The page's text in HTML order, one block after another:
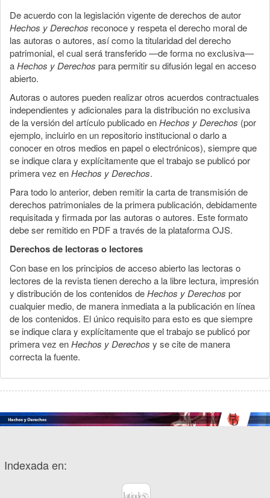
De acuerdo con la legislación vigente de derechos de autor
Hechos y Derechos reconoce y respeta el derecho moral de
las autoras o autores, así como la titularidad del derecho
patrimonial, el cual será transferido —de forma no exclusiva—
aHechos y Derechos para permitir su difusión legal en acceso
abierto.
Autoras o autores pueden realizar otros acuerdos contractuales
independientes y adicionales para la distribución no exclusiva
de la versión del artículo publicado enHechos y Derechos (por
ejemplo, incluirlo en un repositorio institucional o darlo a
conocer en otros medios en papel o electrónicos), siempre que
se indique clara y explícitamente que el trabajo se publicó por
primera vez enHechos y Derechos.
Para todo lo anterior, deben remitir la carta de transmisión de
derechos patrimoniales de la primera publicación, debidamente
requisitada y firmada por las autoras o autores. Este formato
debe ser remitido en PDF a través de la plataforma OJS.
Derechos de lectoras o lectores
Con base en los principios de acceso abierto las lectoras o
lectores de la revista tienen derecho a la libre lectura, impresión
y distribución de los contenidos deHechos y Derechos por
cualquier medio, de manera inmediata a la publicación en línea
de los contenidos. El único requisito para esto es que siempre
se indique clara y explícitamente que el trabajo se publicó por
primera vez enHechos y Derechos y se cite de manera
correcta la fuente.
Indexada en: